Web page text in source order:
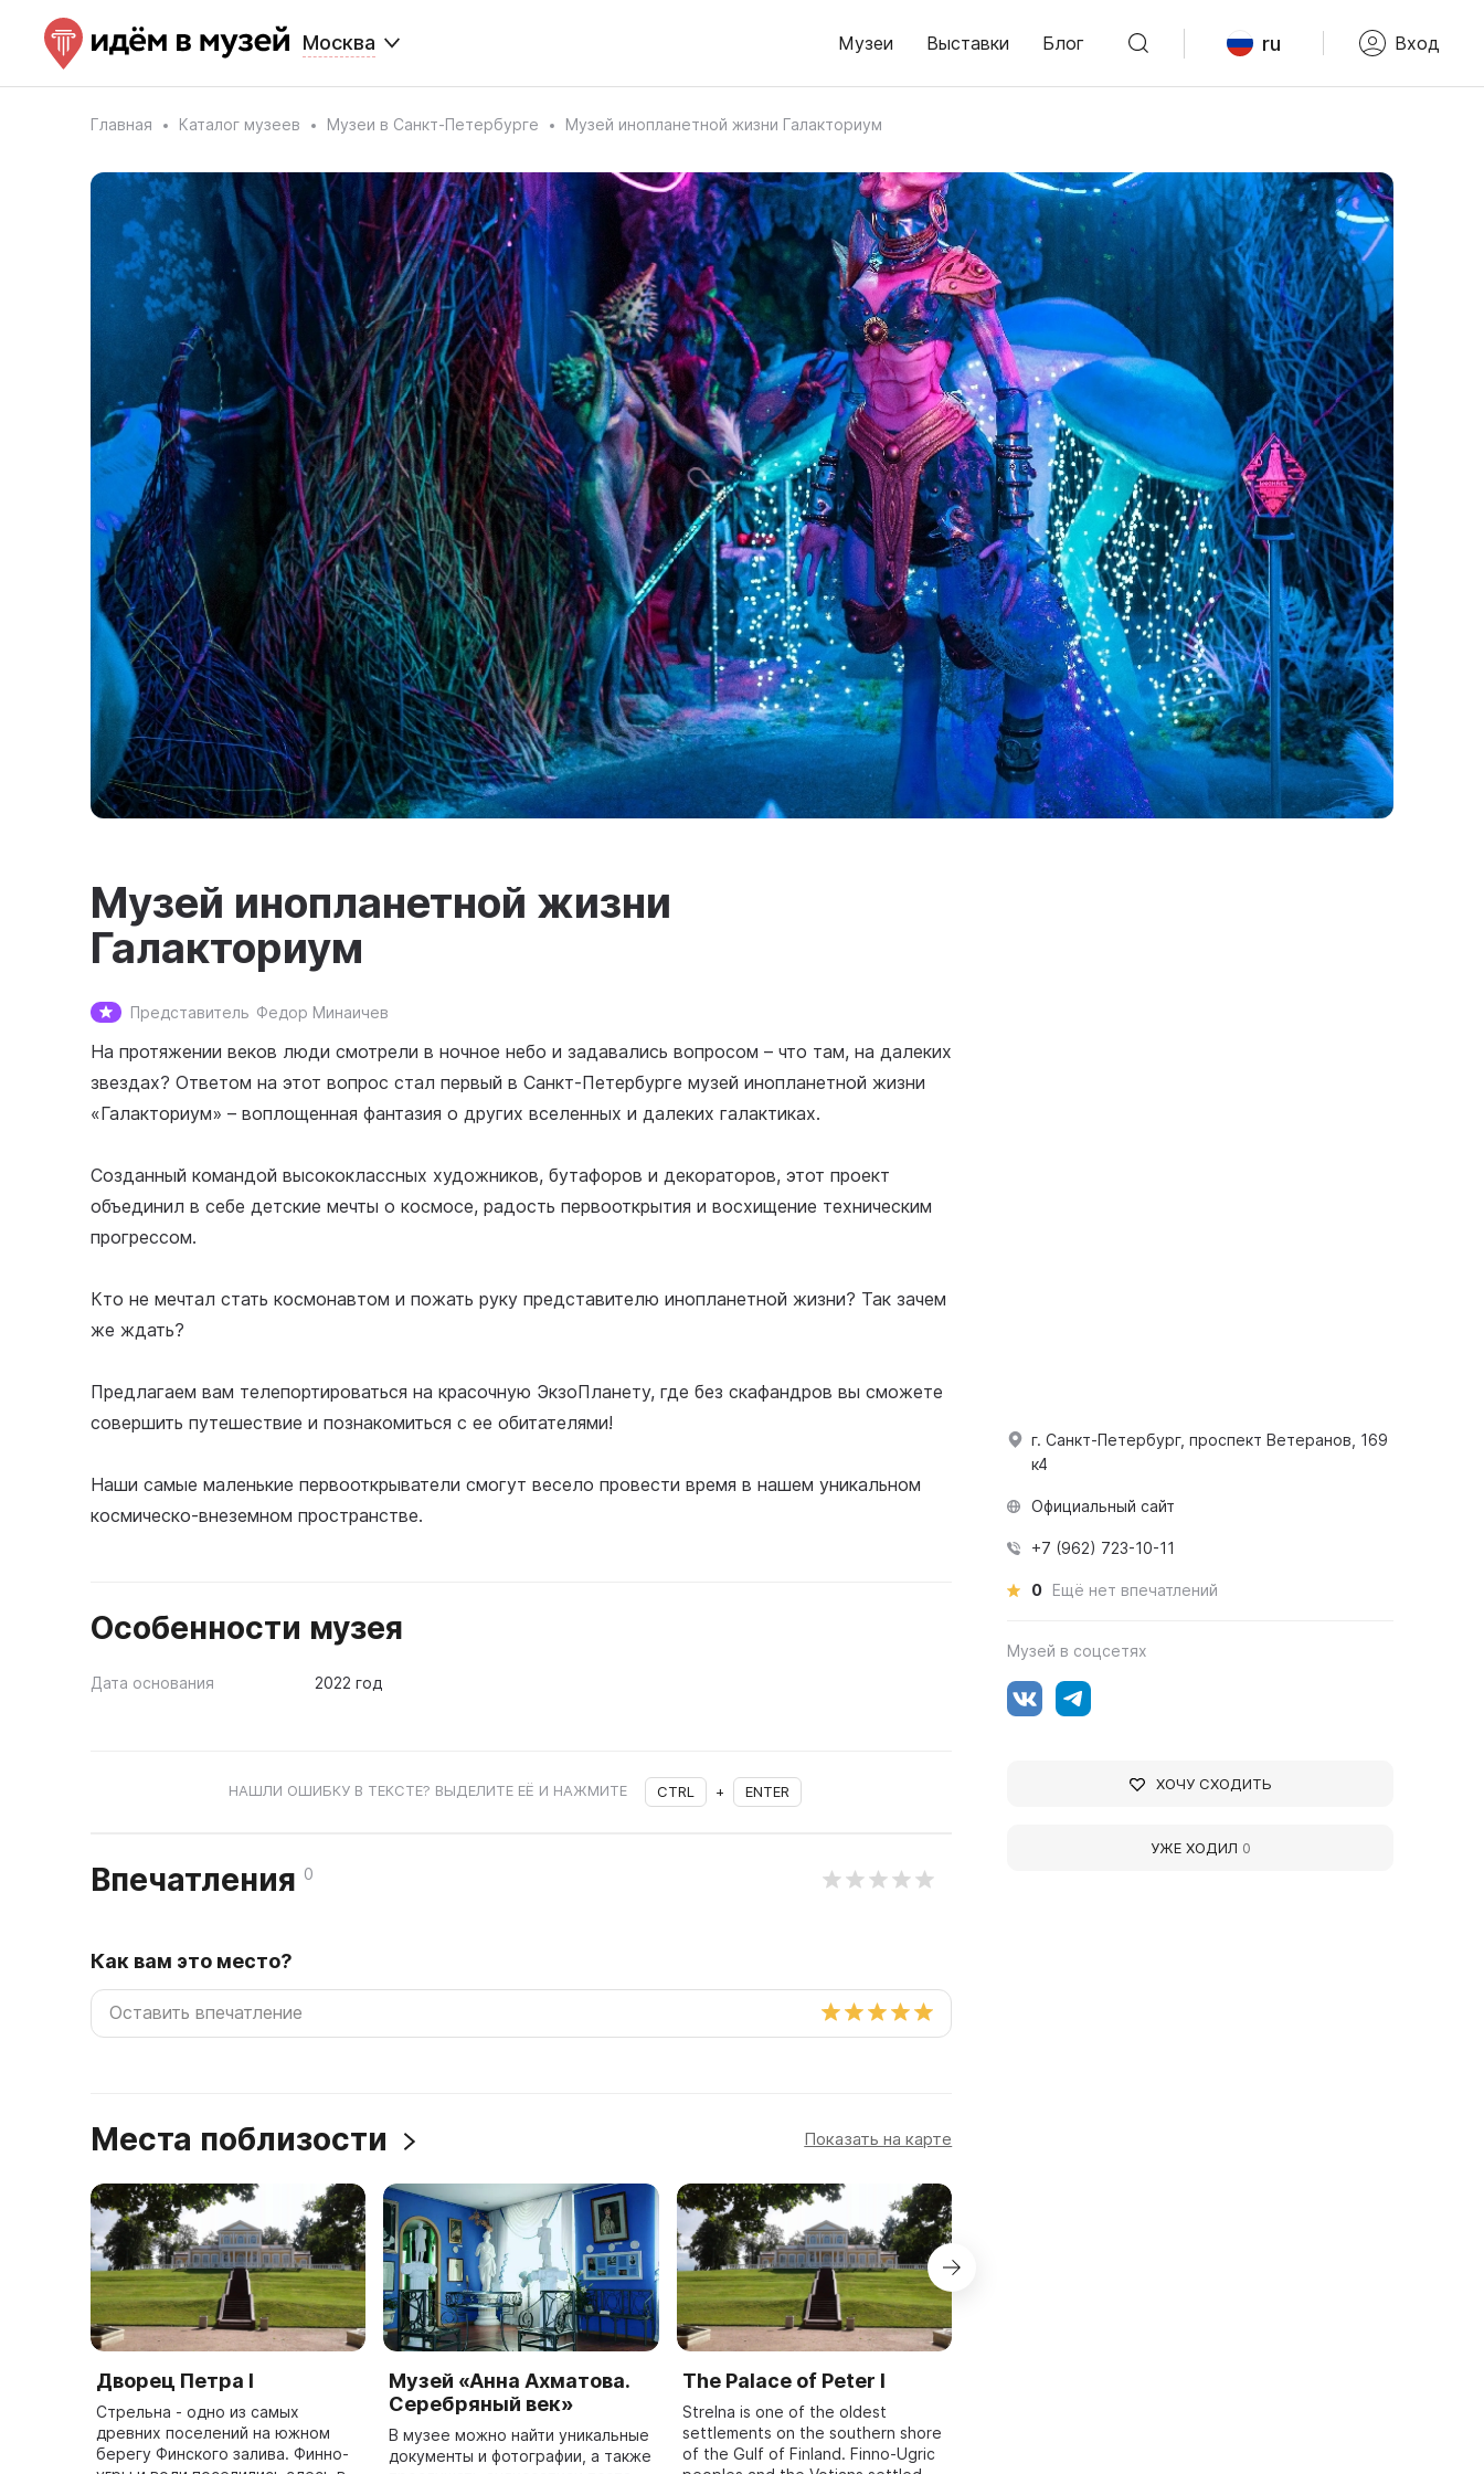
Москва Музеи Выставки Блог ru Вход
Главная Каталог музеев Музеи в Санкт-Петербурге Музей инопланетной жизни Галакториум
Музей инопланетной жизни
Галакториум
Представитель Федор Минаичев
На протяжении веков люди смотрели в ночное небо и задавались вопросом – что там, на далеких
звездах? Ответом на этот вопрос стал первый в Санкт-Петербурге музей инопланетной жизни
«Галакториум» – воплощенная фантазия о других вселенных и далеких галактиках.
Созданный командой высококлассных художников, бутафоров и декораторов, этот проект
объединил в себе детские мечты о космосе, радость первооткрытия и восхищение техническим
прогрессом.
Кто не мечтал стать космонавтом и пожать руку представителю инопланетной жизни? Так зачем
же ждать?
Предлагаем вам телепортироваться на красочную ЭкзоПланету, где без скафандров вы сможете
совершить путешествие и познакомиться с ее обитателями!
Наши самые маленькие первооткрыватели смогут весело провести время в нашем уникальном
космическо-внеземном пространстве.
Особенности музея
Дата основания 2022 год
НАШЛИ ОШИБКУ В ТЕКСТЕ? ВЫДЕЛИТЕ ЕЁ И НАЖМИТЕ CTRL + ENTER
Впечатления 0
Как вам это место?
Места поблизости Показать на карте
Дворец Петра I
Стрельна - одно из самых
древних поселений на южном
берегу Финского залива. Финно-
Музей «Анна Ахматова.
Серебряный век»
В музее можно найти уникальные
документы и фотографии, а также
The Palace of Peter I
Strelna is one of the oldest
settlements on the southern shore
of the Gulf of Finland. Finno-Ugric
г. Санкт-Петербург, проспект Ветеранов, 169
к4
Официальный сайт
+7 (962) 723-10-11
0 Ещё нет впечатлений
Музей в соцсетях
ХОЧУ СХОДИТЬ
УЖЕ ХОДИЛ 0